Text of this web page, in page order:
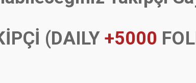
(DAILY +5000